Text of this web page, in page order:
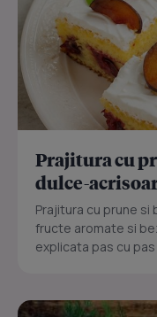
Prajitura cu
dulce-
Prajitura cu prune si
fructe aromate si
explicata pas cu pas